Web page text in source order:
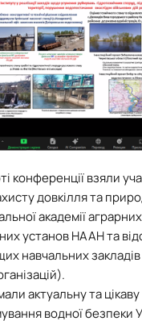
конференції взяли
довкілля та
академії
установ НААН та
навчальних
актуальну та
водної безпеки